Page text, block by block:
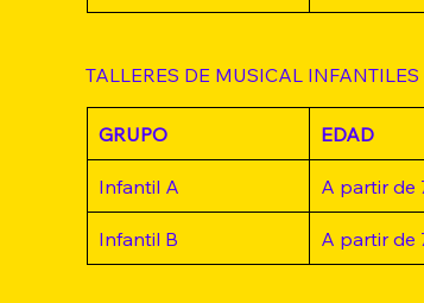
TALLERES DE MUSICAL
GRUPO EDAD
Infantil A A partir de
Infantil B A partir de